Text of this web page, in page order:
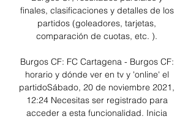
finales, clasificaciones y detalles de los
partidos (goleadores, tarjetas,
comparación de cuotas, etc. ).
Burgos CF: FC Cartagena - Burgos CF:
horario y dónde ver en tv y 'online' el
partidoSábado, 20 de noviembre 2021,
12:24 Necesitas ser registrado para
acceder a esta funcionalidad. Inicia